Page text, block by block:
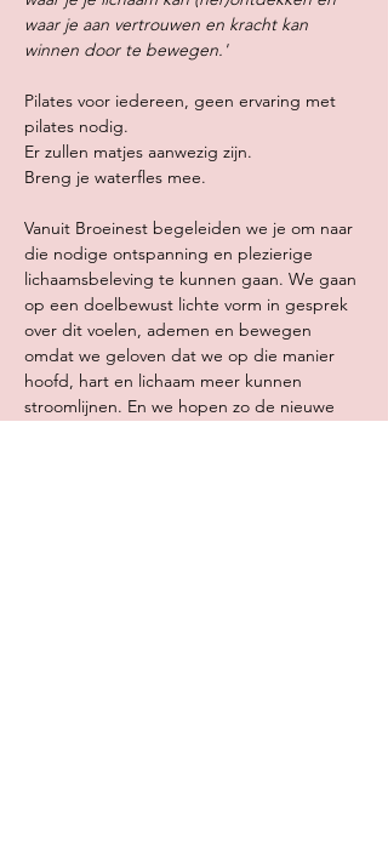
waar je aan vertrouwen en kracht kan
winnen door te bewegen.'
Pilates voor iedereen, geen ervaring met
pilates nodig.
Er zullen matjes aanwezig zijn.
Breng je waterfles mee.
Vanuit Broeinest begeleiden we je om naar
die nodige ontspanning en plezierige
lichaamsbeleving te kunnen gaan. We gaan
op een doelbewust lichte vorm in gesprek
over dit voelen, ademen en bewegen
omdat we geloven dat we op die manier
hoofd, hart en lichaam meer kunnen
stroomlijnen. En we hopen zo de nieuwe